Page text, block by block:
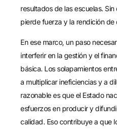
resultados de las escuelas.
pierde fuerza y la rendición
En ese marco, un paso
interferir en la gestión y el
básica. Los solapamientos
a multiplicar ineficiencias y a
razonable es que el Estado
esfuerzos en producir y
calidad. Eso contribuye a que